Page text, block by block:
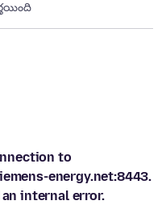
to
energy.net:8443.
an internal error.